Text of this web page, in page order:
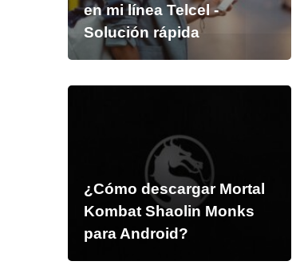
en mi línea Telcel -
Solución rápida
¿Cómo descargar Mortal
Kombat Shaolin Monks
para Android?